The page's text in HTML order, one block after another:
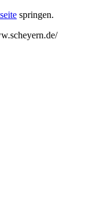
springen.